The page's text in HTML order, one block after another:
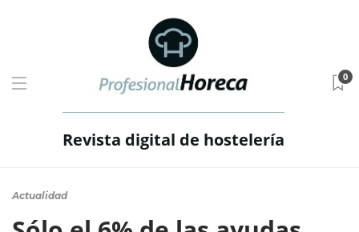
Revista digital de hostelería
0
Actualidad